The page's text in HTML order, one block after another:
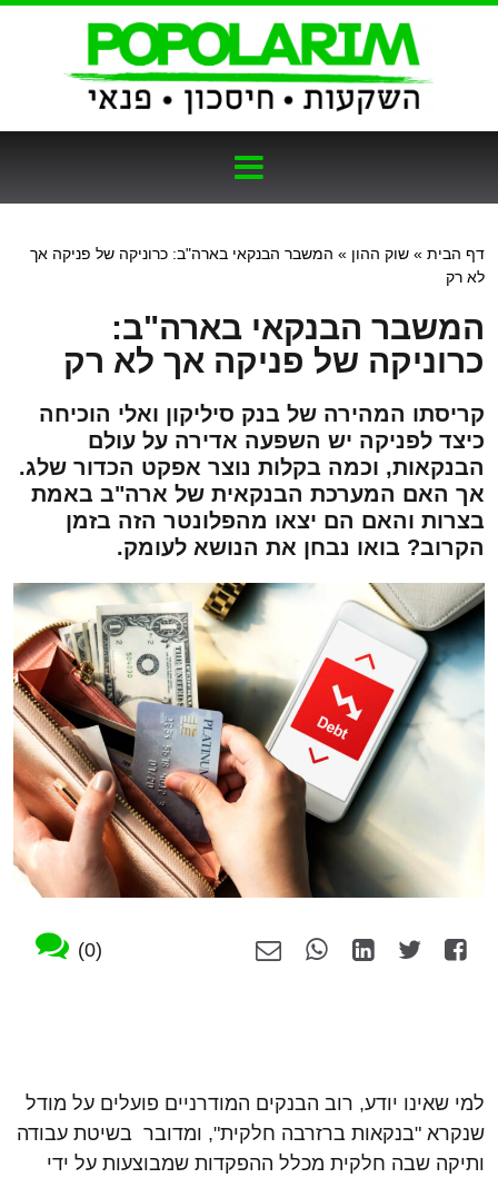
דף הבית » שוק ההון » המשבר הבנקאי בארה"ב: כרוניקה של פניקה אך
לא רק
המשבר הבנקאי בארה"ב:
כרוניקה של פניקה אך לא רק
קריסתו המהירה של בנק סיליקון ואלי הוכיחה
כיצד לפניקה יש השפעה אדירה על עולם
הבנקאות, וכמה בקלות נוצר אפקט הכדור שלג.
אך האם המערכת הבנקאית של ארה"ב באמת
בצרות והאם הם יצאו מהפלונטר הזה בזמן
הקרוב? בואו נבחן את הנושא לעומק.
(0)
למי שאינו יודע, רוב הבנקים המודרניים פועלים על מודל
שנקרא "בנקאות ברזרבה חלקית", ומדובר בשיטת עבודה
ותיקה שבה חלקית מכלל ההפקדות שמבוצעות על ידי